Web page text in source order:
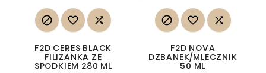
  
F2D CERES BLACK
FILIŻANKA ZE
SPODKIEM 280 ML
  
F2D NOVA
DZBANEK/MLECZNIK
50 ML